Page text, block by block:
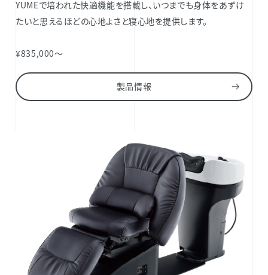
YUMEで培われた快適機能を搭載し、いつまでも身体をあずけ
たいと思えるほどの心地よさと寝心地を提供します。
¥835,000～
製品情報